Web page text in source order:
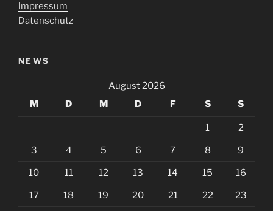
Impressum
Datenschutz
NEWS
August 2026
M
D M D F S S
1 2
3 4 5 6 7 8 9
10 11 12 13 14 15 16
17 18 19 20 21 22 23